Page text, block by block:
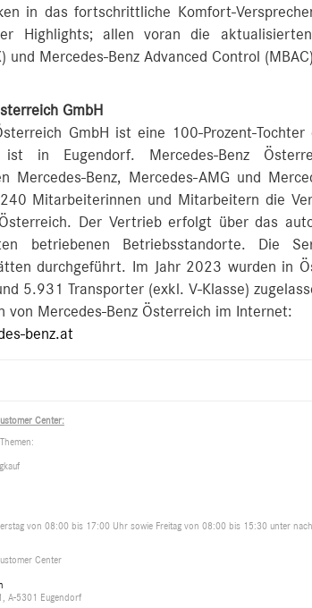
in das fortschrittliche Komfort-
Highlights; allen voran die
und Mercedes‑Benz Advanced Control
GmbH
GmbH ist eine 100-Prozent-
ist in Eugendorf. Mercedes-Benz
Mercedes-Benz, Mercedes-AMG und
Mitarbeiterinnen und Mitarbeitern die
Der Vertrieb erfolgt über das
betriebenen Betriebsstandorte. Die
durchgeführt. Im Jahr 2023 wurden in
5.931 Transporter (exkl. V-Klasse)
von Mercedes-Benz Österreich im Internet:
benz.at
Center:
von 08:00 bis 17:00 Uhr sowie Freitag von 08:00 bis 15:30 unter
Center
A-5301 Eugendorf